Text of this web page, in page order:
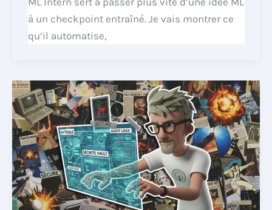
à un checkpoint entraîné. Je vais montrer ce
qu’il automatise,